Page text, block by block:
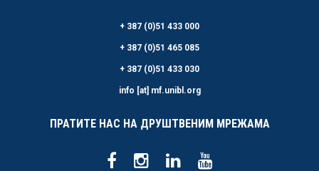
+ 387 (0)51 433 000
+ 387 (0)51 465 085
+ 387 (0)51 433 030
info [at] mf.unibl.org
ПРАТИТЕ НАС НА ДРУШТВЕНИМ МРЕЖАМА